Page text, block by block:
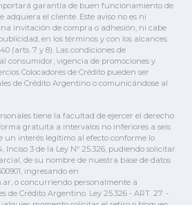
garantía de buen funcionamiento de
adquiera el cliente. Este aviso no es ni
invitación de compra o adhesión, ni cabe
en los términos y con los alcances
(arts. 7 y 8). Las condiciones de
consumidor, vigencia de promociones y
Colocadores de Crédito pueden ser
de Crédito Argentino o comunicándose al
tiene la facultad de ejercer el derecho
gratuita a intervalos no inferiores a seis
un interés legítimo al efecto conforme lo
Inciso 3 de la Ley Nº 25.326, pudiendo solicitar
de su nombre de nuestra base de datos
ingresando en
o concurriendo personalmente a
de Crédito Argentino. Ley 25.326 - ART. 27. -